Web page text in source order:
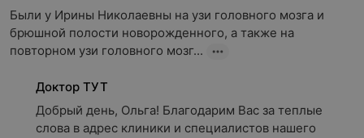
Были у Ирины Николаевны на узи головного мозга и
брюшной полости новорожденного, а также на
повторном узи головного мозг...
Доктор ТУТ
Добрый день, Ольга! Благодарим Вас за теплые
слова в адрес клиники и специалистов нашего